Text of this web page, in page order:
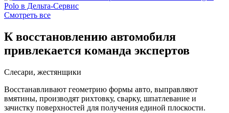
Смотреть все
К восстановлению автомобиля
привлекается команда экспертов
Слесари, жестянщики
Восстанавливают геометрию формы авто, выправляют
вмятины, производят рихтовку, сварку, шпатлевание и
зачистку поверхностей для получения единой плоскости.